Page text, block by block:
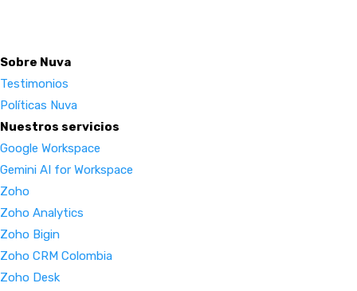
Sobre Nuva
Testimonios
Políticas Nuva
Nuestros servicios
Google Workspace
Gemini AI for Workspace
Zoho
Zoho Analytics
Zoho Bigin
Zoho CRM Colombia
Zoho Desk